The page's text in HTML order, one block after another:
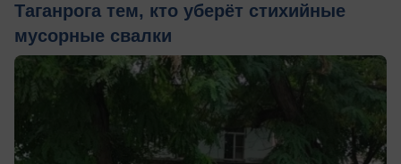
Таганрога тем, кто уберёт стихийные
мусорные свалки